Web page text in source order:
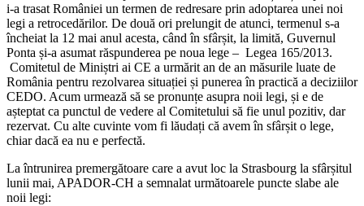
i-a trasat României un termen de redresare prin adoptarea unei noi
legi a retrocedărilor. De două ori prelungit de atunci, termenul s-a
încheiat la 12 mai anul acesta, când în sfârșit, la limită, Guvernul
Ponta și-a asumat răspunderea pe noua lege – Legea 165/2013.
Comitetul de Miniștri ai CE a urmărit an de an măsurile luate de
România pentru rezolvarea situației și punerea în practică a deciziilor
CEDO. Acum urmează să se pronunțe asupra noii legi, și e de
așteptat ca punctul de vedere al Comitetului să fie unul pozitiv, dar
rezervat. Cu alte cuvinte vom fi lăudați că avem în sfârșit o lege,
chiar dacă ea nu e perfectă.
La întrunirea premergătoare care a avut loc la Strasbourg la sfârșitul
lunii mai, APADOR-CH a semnalat următoarele puncte slabe ale
noii legi: